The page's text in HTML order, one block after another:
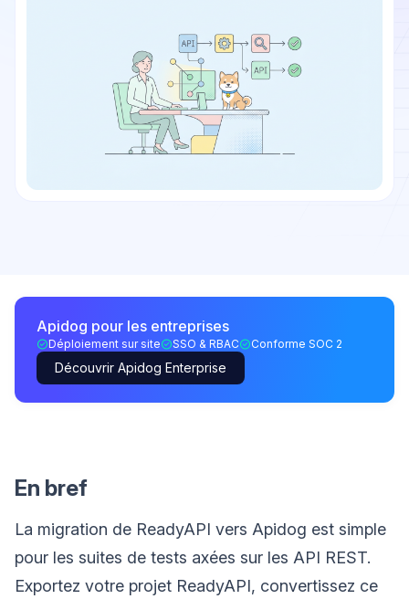
Apidog pour les entreprises
Déploiement sur site SSO & RBAC Conforme SOC 2
Découvrir Apidog Enterprise
En bref
La migration de ReadyAPI vers Apidog est simple
pour les suites de tests axées sur les API REST.
Exportez votre projet ReadyAPI, convertissez ce